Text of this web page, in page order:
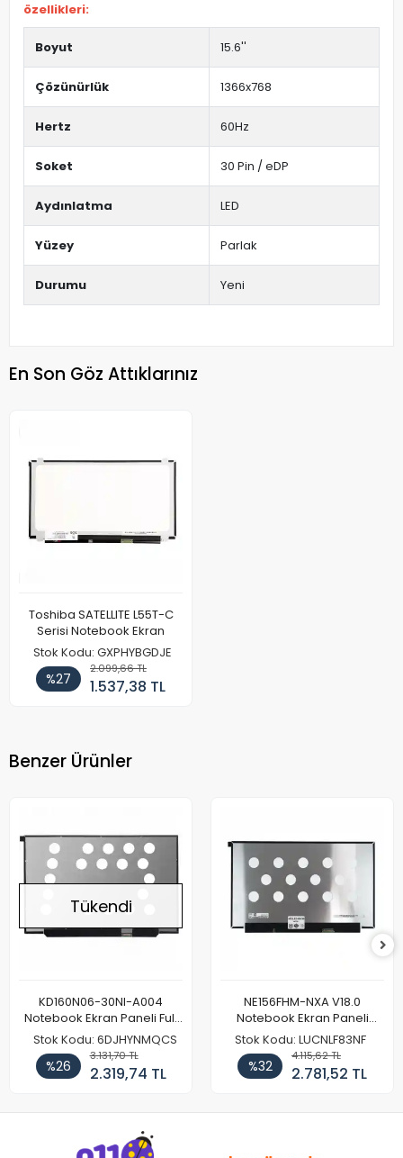
özellikleri:
Boyut 15.6''
Çözünürlük 1366x768
Hertz 60Hz
Soket 30 Pin / eDP
Aydınlatma LED
Yüzey Parlak
Durumu Yeni
En Son Göz Attıklarınız
Toshiba SATELLITE L55T-C
Serisi Notebook Ekran
Stok Kodu: GXPHYBGDJE
%27
2.099,66 TL
1.537,38 TL
Benzer Ürünler
Tükendi
KD160N06-30NI-A004
Notebook Ekran Paneli Full
HD
Stok Kodu: 6DJHYNMQCS
%26
3.131,70 TL
2.319,74 TL
NE156FHM-NXA V18.0
Notebook Ekran Paneli
144Hz
Stok Kodu: LUCNLF83NF
%32
4.115,62 TL
2.781,52 TL